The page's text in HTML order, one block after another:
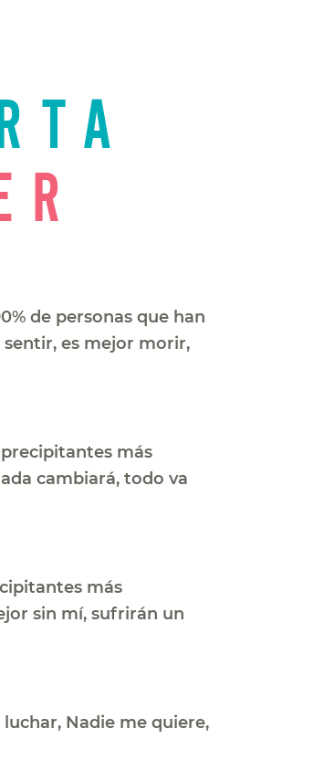
de personas que han
es mejor morir,
más
cambiará, todo va
más
sin mí, sufrirán un
Nadie me quiere,